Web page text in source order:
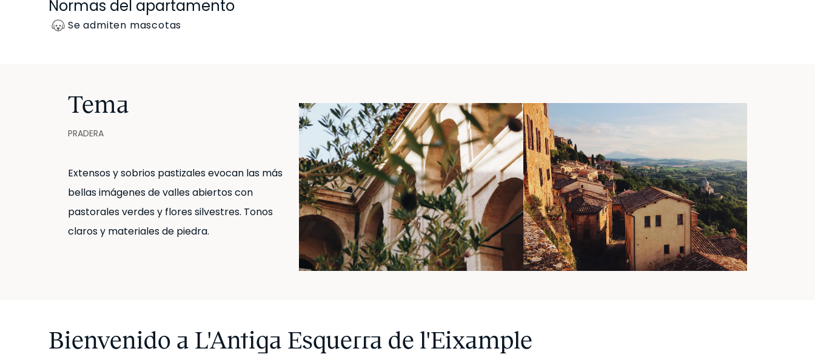
Normas del apartamento
Se admiten mascotas
Tema
PRADERA
Extensos y sobrios pastizales evocan las más
bellas imágenes de valles abiertos con
pastorales verdes y flores silvestres. Tonos
claros y materiales de piedra.
Bienvenido a L'Antiga Esquerra de l'Eixample